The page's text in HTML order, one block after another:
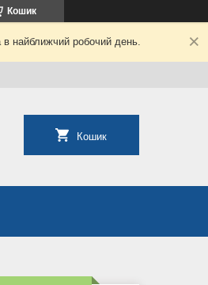
Кошик
в найближчий робочий день.
Кошик